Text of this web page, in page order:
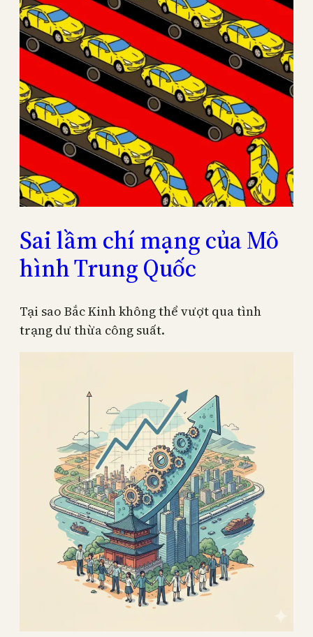
Sai lầm chí mạng của Mô
hình Trung Quốc
Tại sao Bắc Kinh không thể vượt qua tình
trạng dư thừa công suất.